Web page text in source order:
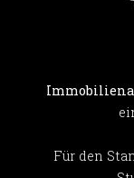
Für den